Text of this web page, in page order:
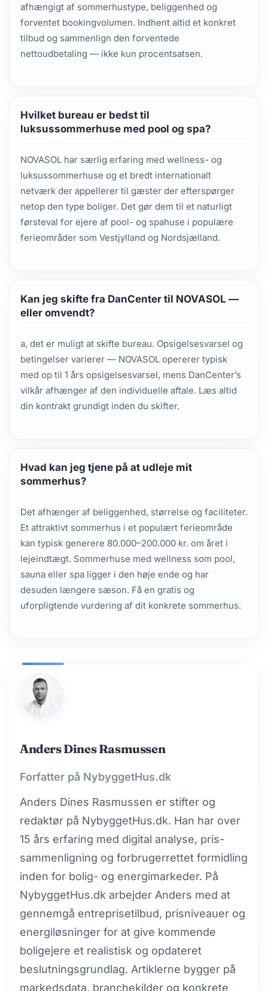
afhængigt af sommerhustype, beliggenhed og
forventet bookingvolumen. Indhent altid et konkret
tilbud og sammenlign den forventede
nettoudbetaling — ikke kun procentsatsen.
Hvilket bureau er bedst til
luksussommerhuse med pool og spa?
NOVASOL har særlig erfaring med wellness- og
luksussommerhuse og et bredt internationalt
netværk der appellerer til gæster der efterspørger
netop den type boliger. Det gør dem til et naturligt
førsteval for ejere af pool- og spahuse i populære
ferieområder som Vestjylland og Nordsjælland.
Kan jeg skifte fra DanCenter til NOVASOL —
eller omvendt?
a, det er muligt at skifte bureau. Opsigelsesvarsel og
betingelser varierer — NOVASOL opererer typisk
med op til 1 års opsigelsesvarsel, mens DanCenter’s
vilkår afhænger af den individuelle aftale. Læs altid
din kontrakt grundigt inden du skifter.
Hvad kan jeg tjene på at udleje mit
sommerhus?
Det afhænger af beliggenhed, størrelse og faciliteter.
Et attraktivt sommerhus i et populært ferieområde
kan typisk generere 80.000–200.000 kr. om året i
lejeindtægt. Sommerhuse med wellness som pool,
sauna eller spa ligger i den høje ende og har
desuden længere sæson. Få en gratis og
uforpligtende vurdering af dit konkrete sommerhus.
Anders Dines Rasmussen
Forfatter på NybyggetHus.dk
Anders Dines Rasmussen er stifter og
redaktør på NybyggetHus.dk. Han har over
15 års erfaring med digital analyse, pris­
sammenligning og forbrugerrettet formidling
inden for bolig- og energimarkeder. På
NybyggetHus.dk arbejder Anders med at
gennemgå entreprisetilbud, prisniveauer og
energiløsninger for at give kommende
boligejere et realistisk og opdateret
beslutningsgrundlag. Artiklerne bygger på
markedsdata, branchekilder og konkrete